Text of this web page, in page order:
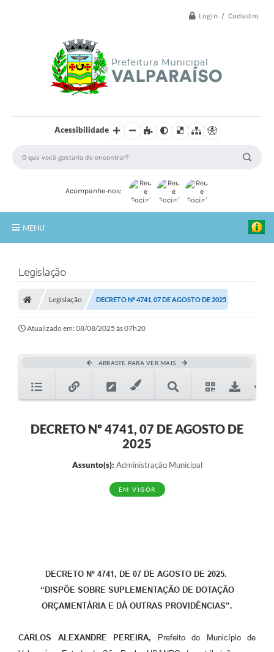
Login / Cadastro
Acessibilidade
Acompanhe-nos:
MENU
A Prefeitura
A Nossa Cidade
SECRETARIA E DEPARTAMENTOS
Transparência
Editais
Galeria de Fotos
Ouvidoria
Legislação
Legislação DECRETO Nº 4741, 07 DE AGOSTO DE 2025
Atualizado em: 08/08/2025 às 07h20
ARRASTE PARA VER MAIS
DECRETO Nº 4741, 07 DE AGOSTO DE
2025
Assunto(s): Administração Municipal
EM VIGOR
DECRETO Nº 4741, DE 07 DE AGOSTO DE 2025.
“DISPÕE SOBRE SUPLEMENTAÇÃO DE DOTAÇÃO
ORÇAMENTÁRIA E DÁ OUTRAS PROVIDÊNCIAS”.
CARLOS ALEXANDRE PEREIRA,
Prefeito do Município de